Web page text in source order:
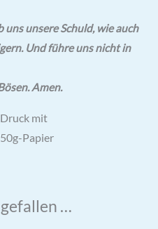
unsere Schuld, wie auch
Und führe uns nicht in
Amen.
mit
Papier
…